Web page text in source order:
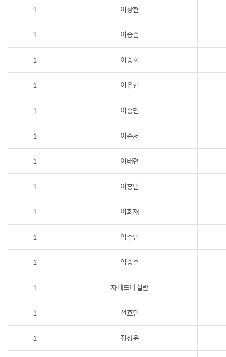
1 이상현
1 이승준
1 이승회
1 이유현
1 이종민
1 이준서
1 이태련
1 이홍빈
1 이희재
1 임수민
1 임승훈
1 자베드바실람
1 전효민
1 정상윤